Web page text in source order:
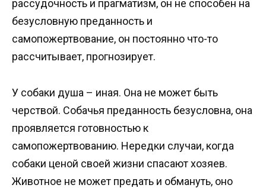
рассудочность и прагматизм, он не способен на
безусловную преданность и
самопожертвование, он постоянно что-то
рассчитывает, прогнозирует.
У собаки душа – иная. Она не может быть
черствой. Собачья преданность безусловна, она
проявляется готовностью к
самопожертвованию. Нередки случаи, когда
собаки ценой своей жизни спасают хозяев.
Животное не может предать и обмануть, оно